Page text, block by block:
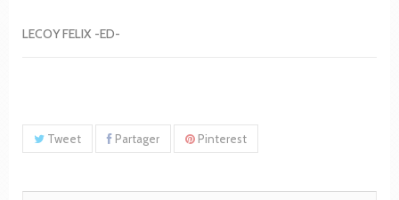
LECOY FELIX -ED-
Tweet Partager Pinterest